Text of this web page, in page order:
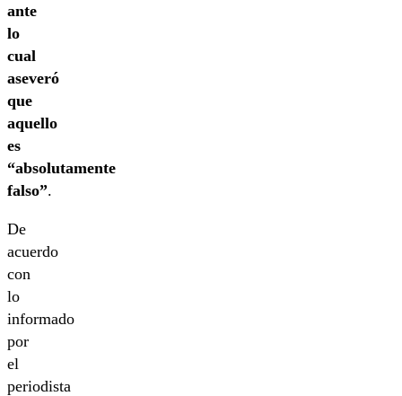
ante
lo
cual
aseveró
que
aquello
es
“absolutamente
falso”.
De
acuerdo
con
lo
informado
por
el
periodista